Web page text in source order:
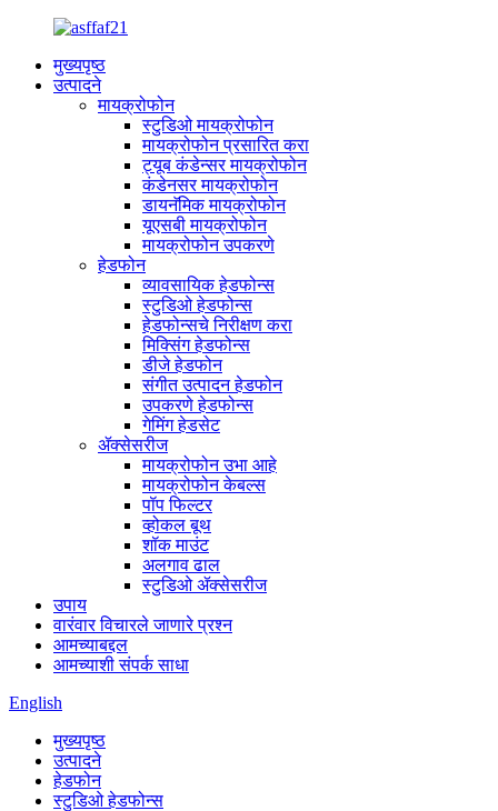
मुख्यपृष्ठ
उत्पादने
मायक्रोफोन
स्टुडिओ मायक्रोफोन
मायक्रोफोन प्रसारित करा
ट्यूब कंडेन्सर मायक्रोफोन
कंडेनसर मायक्रोफोन
डायनॅमिक मायक्रोफोन
यूएसबी मायक्रोफोन
मायक्रोफोन उपकरणे
हेडफोन
व्यावसायिक हेडफोन्स
स्टुडिओ हेडफोन्स
हेडफोन्सचे निरीक्षण करा
मिक्सिंग हेडफोन्स
डीजे हेडफोन
संगीत उत्पादन हेडफोन
उपकरणे हेडफोन्स
गेमिंग हेडसेट
ॲक्सेसरीज
मायक्रोफोन उभा आहे
मायक्रोफोन केबल्स
पॉप फिल्टर
व्होकल बूथ
शॉक माउंट
अलगाव ढाल
स्टुडिओ ॲक्सेसरीज
उपाय
वारंवार विचारले जाणारे प्रश्न
आमच्याबद्दल
आमच्याशी संपर्क साधा
English
मुख्यपृष्ठ
उत्पादने
हेडफोन
स्टुडिओ हेडफोन्स